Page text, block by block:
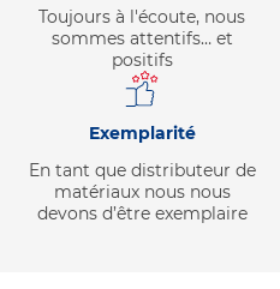
Toujours à l'écoute, nous
sommes attentifs… et
positifs
Exemplarité
En tant que distributeur de
matériaux nous nous
devons d’être exemplaire